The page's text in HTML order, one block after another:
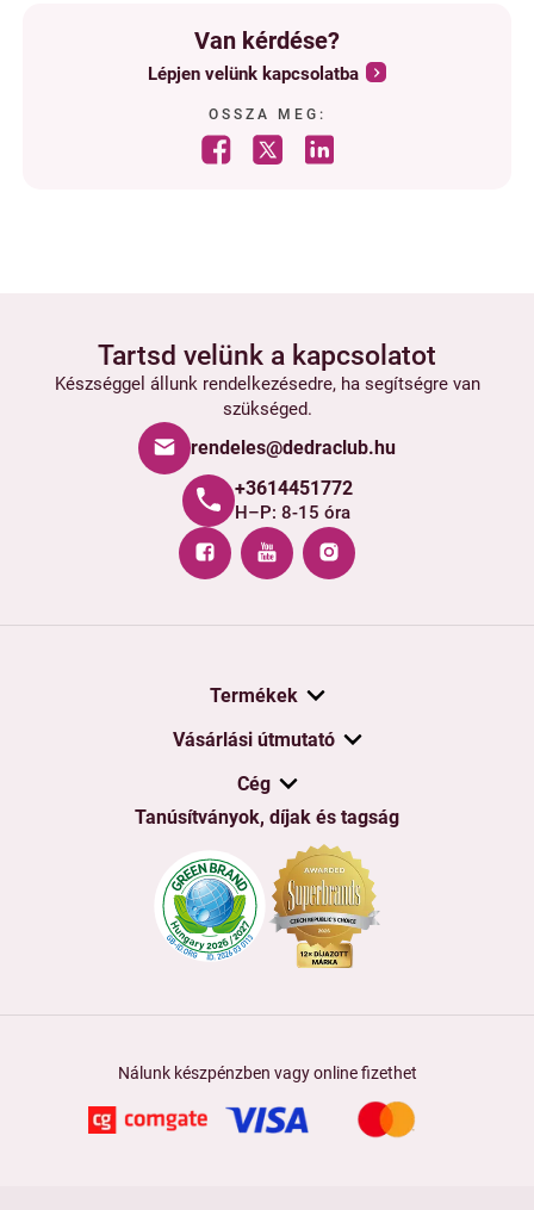
Van kérdése?
Lépjen velünk kapcsolatba
OSSZA MEG:
Tartsd velünk a kapcsolatot
Készséggel állunk rendelkezésedre, ha segítségre van
szükséged.
rendeles@dedraclub.hu
+3614451772
H–P: 8-15 óra
Termékek
Vásárlási útmutató
Cég
Tanúsítványok, díjak és tagság
Nálunk készpénzben vagy online fizethet